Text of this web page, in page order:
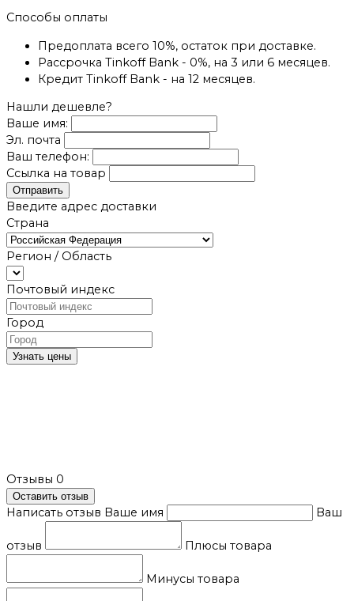
Способы оплаты
Предоплата всего 10%, остаток при доставке.
Рассрочка Tinkoff Bank - 0%, на 3 или 6 месяцев.
Кредит Tinkoff Bank - на 12 месяцев.
Нашли дешевле?
Ваше имя:
Эл. почта
Ваш телефон:
Ссылка на товар
Отправить
Введите адрес доставки
Страна
Регион / Область
Почтовый индекс
Город
Узнать цены
Отзывы 0
Оставить отзыв
Написать отзыв Ваше имя Ваш
отзыв Плюсы товара
Минусы товара